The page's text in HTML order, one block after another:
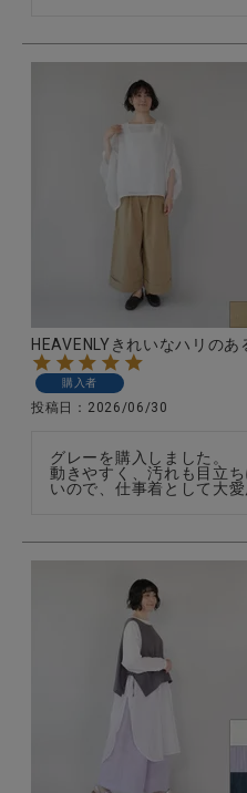
HEAVENLYきれいなハリの
購入者
投稿日 2026/06/30
グレーを購入しました。
動きやすく、汚れも目立
いので、仕事着として大愛